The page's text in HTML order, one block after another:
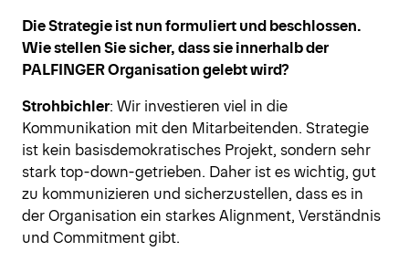
Die Strategie ist nun formuliert und beschlossen.
Wie stellen Sie sicher, dass sie innerhalb der
PALFINGER Organisation gelebt wird?
Strohbichler: Wir investieren viel in die
Kommunikation mit den Mitarbeitenden. Strategie
ist kein basisdemokratisches Projekt, sondern sehr
stark top-down-getrieben. Daher ist es wichtig, gut
zu kommunizieren und sicherzustellen, dass es in
der Organisation ein starkes Alignment, Verständnis
und Commitment gibt.